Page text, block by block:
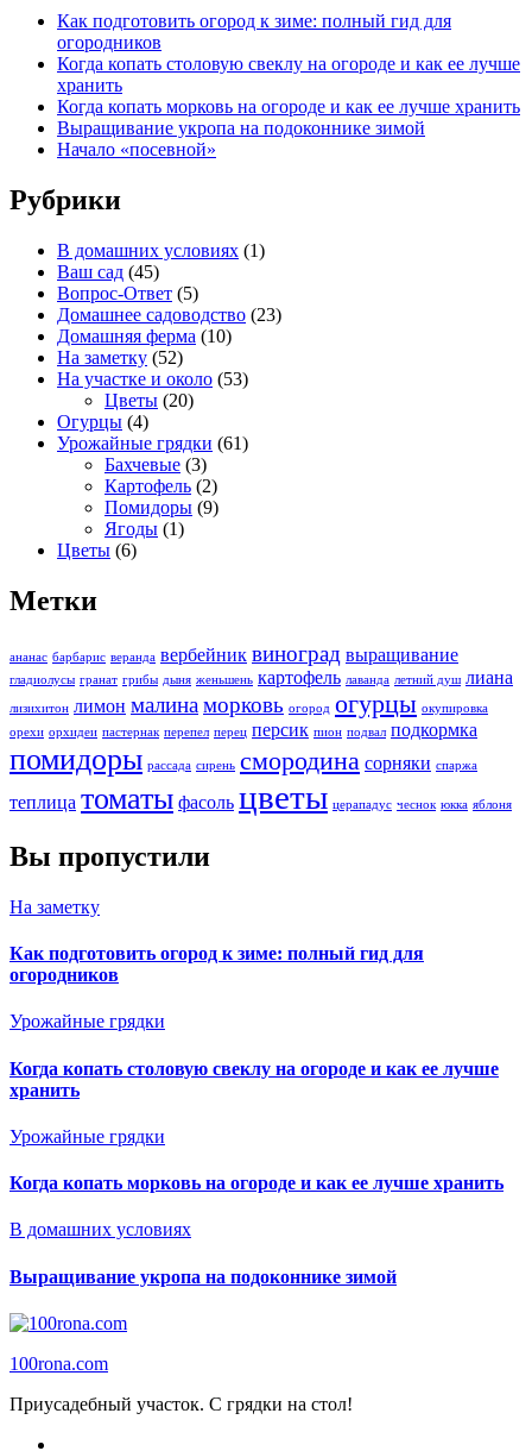
Как подготовить огород к зиме: полный гид для
огородников
Когда копать столовую свеклу на огороде и как ее лучше
хранить
Когда копать морковь на огороде и как ее лучше хранить
Выращивание укропа на подоконнике зимой
Начало «посевной»
Рубрики
В домашних условиях (1)
Ваш сад (45)
Вопрос-Ответ (5)
Домашнее садоводство (23)
Домашняя ферма (10)
На заметку (52)
На участке и около (53)
Цветы (20)
Огурцы (4)
Урожайные грядки (61)
Бахчевые (3)
Картофель (2)
Помидоры (9)
Ягоды (1)
Цветы (6)
Метки
ананас барбарис веранда вербейник виноград выращивание
гладиолусы гранат грибы дыня женьшень картофель лаванда летний душ лиана
лизихитон лимон малинаморковь огород огурцы окупировка
орехи орхидеи пастернак перепел перец персик пион подвал подкормка
помидоры рассада сирень смородина сорняки спаржа
теплица томаты фасоль цветы церападус чеснок юкка яблоня
Вы пропустили
На заметку
Как подготовить огород к зиме: полный гид для
огородников
Урожайные грядки
Когда копать столовую свеклу на огороде и как ее лучше
хранить
Урожайные грядки
Когда копать морковь на огороде и как ее лучше хранить
В домашних условиях
Выращивание укропа на подоконнике зимой
100rona.com
Приусадебный участок. C грядки на стол!